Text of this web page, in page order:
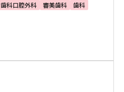
歯科口腔外科 審美歯科 歯科